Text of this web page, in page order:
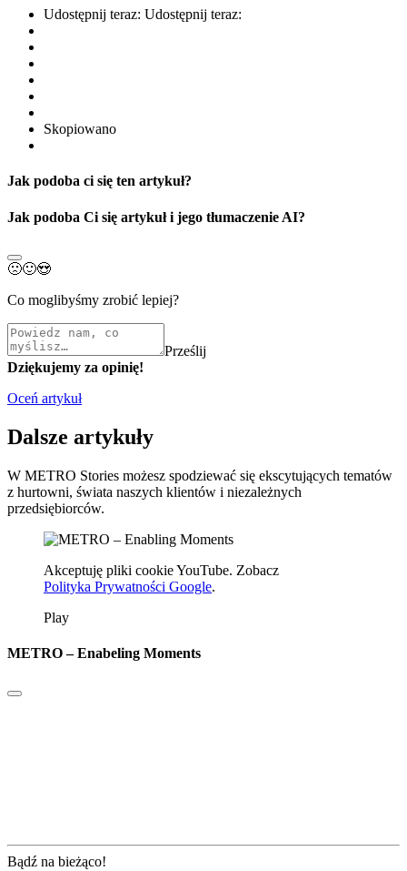
Udostępnij teraz: Udostępnij teraz:
Skopiowano
Jak podoba ci się ten artykuł?
Jak podoba Ci się artykuł i jego tłumaczenie AI?
🙁🙂😍
Co moglibyśmy zrobić lepiej?
Prześlij
Dziękujemy za opinię!
Oceń artykuł
Dalsze artykuły
W METRO Stories możesz spodziewać się ekscytujących tematów
z hurtowni, świata naszych klientów i niezależnych
przedsiębiorców.
Akceptuję pliki cookie YouTube. Zobacz
Polityka Prywatności Google.
Play
METRO – Enabeling Moments
Bądź na bieżąco!